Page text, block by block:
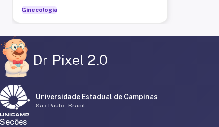
Ginecologia
Dr Pixel 2.0
Universidade Estadual de Campinas
São Paulo - Brasil
Secões